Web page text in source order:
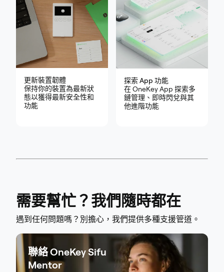
更新裝置韌體
保持你的裝置為最新狀
態以獲得最新安全性和
功能
探索 App 功能
在 OneKey App 探索多
鏈管理、即時閃兌與其
他進階功能
需要幫忙？我們隨時都在
遇到任何問題嗎？別擔心，我們提供多種支援管道。
聯絡 OneKey Sifu
Mentor